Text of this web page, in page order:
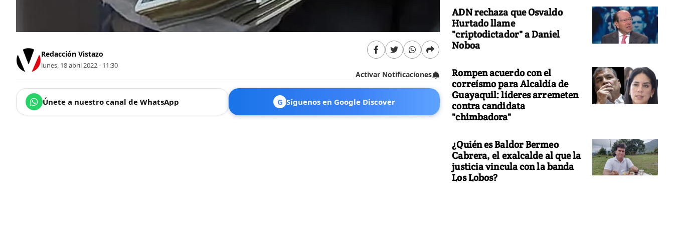
Redacción Vistazo
lunes, 18 abril 2022 - 11:30
Activar Notificaciones
Únete a nuestro canal de WhatsApp G Síguenos en Google Discover
ADN rechaza que Osvaldo
Hurtado llame
"criptodictador" a Daniel
Noboa
Rompen acuerdo con el
correísmo para Alcaldía de
Guayaquil: líderes arremeten
contra candidata
"chimbadora"
¿Quién es Baldor Bermeo
Cabrera, el exalcalde al que la
justicia vincula con la banda
Los Lobos?